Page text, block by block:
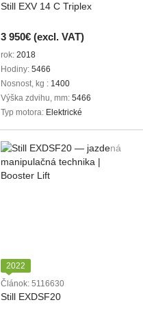
Still EXV 14 C Triplex
3 950€ (excl. VAT)
rok 2018
Hodiny 5466
Nosnost, kg
1400
Výška zdvihu, mm 5466
Typ motora Elektrické
2022
Článok: 5116630
Still EXDSF20